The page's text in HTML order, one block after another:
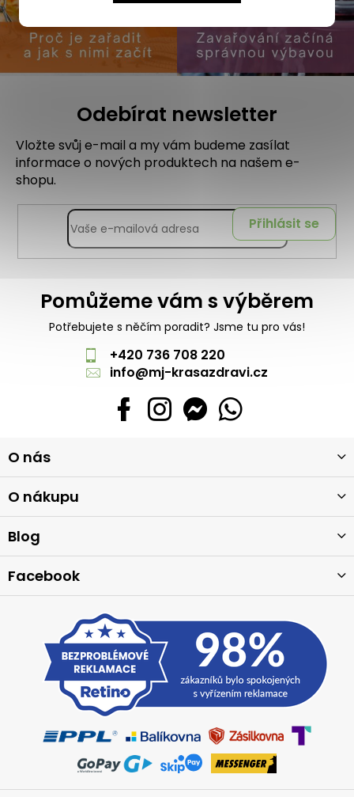
Odebírat newsletter
Vložte svůj e-mail a my vám budeme zasílat
informace o nových produktech na našem e-
shopu.
Přihlásit se
Pomůžeme vám s výběrem
Potřebujete s něčím poradit? Jsme tu pro vás!
+420 736 708 220
info@mj-krasazdravi.cz
á
p
a
t
O nás
O nákupu
Blog
Facebook